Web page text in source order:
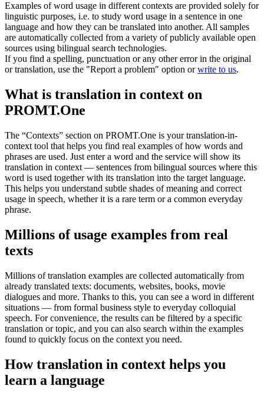
Examples of word usage in different contexts are provided solely for
linguistic purposes, i.e. to study word usage in a sentence in one
language and how they can be translated into another. All samples
are automatically collected from a variety of publicly available open
sources using bilingual search technologies.
If you find a spelling, punctuation or any other error in the original
or translation, use the "Report a problem" option orwrite to us.
What is translation in context on
PROMT.One
The “Contexts” section on PROMT.One is your translation-in-
context tool that helps you find real examples of how words and
phrases are used. Just enter a word and the service will show its
translation in context — sentences from bilingual sources where this
word is used together with its translation into the target language.
This helps you understand subtle shades of meaning and correct
usage in speech, whether it is a rare term or a common everyday
phrase.
Millions of usage examples from real
texts
Millions of translation examples are collected automatically from
already translated texts: documents, websites, books, movie
dialogues and more. Thanks to this, you can see a word in different
situations — from formal business style to everyday colloquial
speech. For convenience, the results can be filtered by a specific
translation or topic, and you can also search within the examples
found to quickly focus on the context you need.
How translation in context helps you
learn a language